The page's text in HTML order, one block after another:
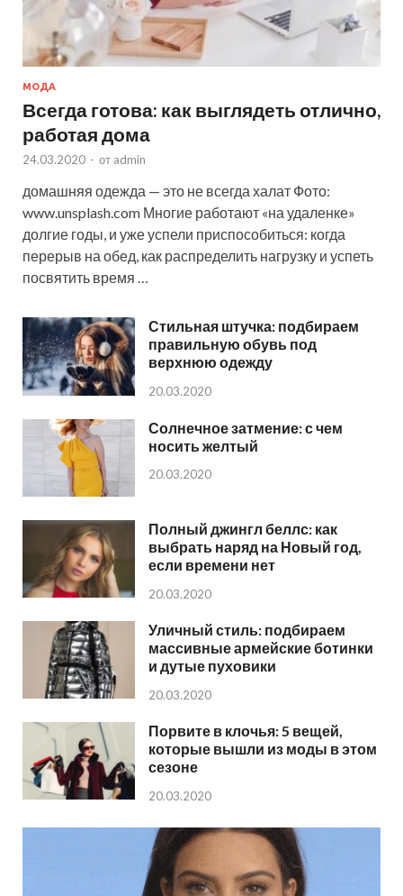
МОДА
Всегда готова: как выглядеть отлично,
работая дома
24.03.2020 - от admin
домашняя одежда — это не всегда халат Фото:
www.unsplash.com Многие работают «на удаленке»
долгие годы, и уже успели приспособиться: когда
перерыв на обед, как распределить нагрузку и успеть
посвятить время …
Стильная штучка: подбираем
правильную обувь под
верхнюю одежду
20.03.2020
Солнечное затмение: с чем
носить желтый
20.03.2020
Полный джингл беллс: как
выбрать наряд на Новый год,
если времени нет
20.03.2020
Уличный стиль: подбираем
массивные армейские ботинки
и дутые пуховики
20.03.2020
Порвите в клочья: 5 вещей,
которые вышли из моды в этом
сезоне
20.03.2020